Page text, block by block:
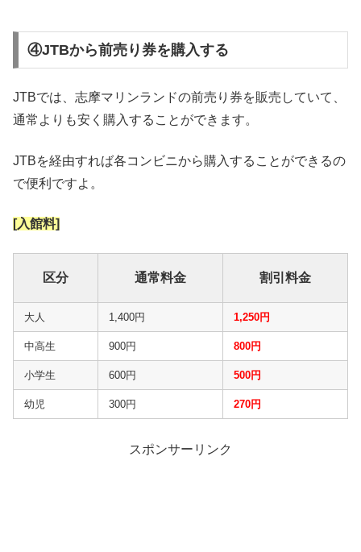
④JTBから前売り券を購入する
JTBでは、志摩マリンランドの前売り券を販売していて、
通常よりも安く購入することができます。
JTBを経由すれば各コンビニから購入することができるの
で便利ですよ。
[入館料]
区分 通常料金 割引料金
大人 1,400円 1,250円
中高生 900円 800円
小学生 600円 500円
幼児 300円 270円
スポンサーリンク